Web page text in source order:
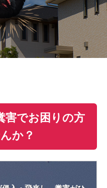
害でお困りの方
か？